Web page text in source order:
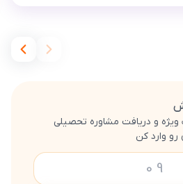
ویژه و دریافت مشاوره تحصیلی
رو وارد کن